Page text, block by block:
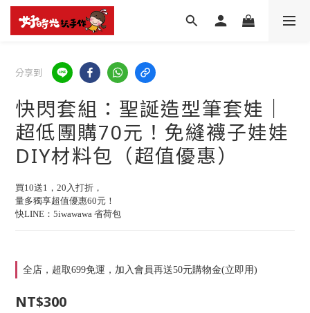
分享到
快閃套組：聖誕造型筆套娃│
超低團購70元！免縫襪子娃娃
DIY材料包（超值優惠）
買10送1，20入打折，
量多獨享超值優惠60元！
快LINE：5iwawawa 省荷包
全店，超取699免運，加入會員再送50元購物金(立即用)
NT$300